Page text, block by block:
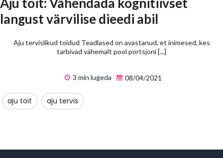
langust värvilise dieedi abil
Aju tervislikud toidud Teadlased on avastanud, et inimesed, kes
tarbivad vähemalt pool portsjoni [...]
3 min lugeda 08/04/2021
aju toit aju tervis